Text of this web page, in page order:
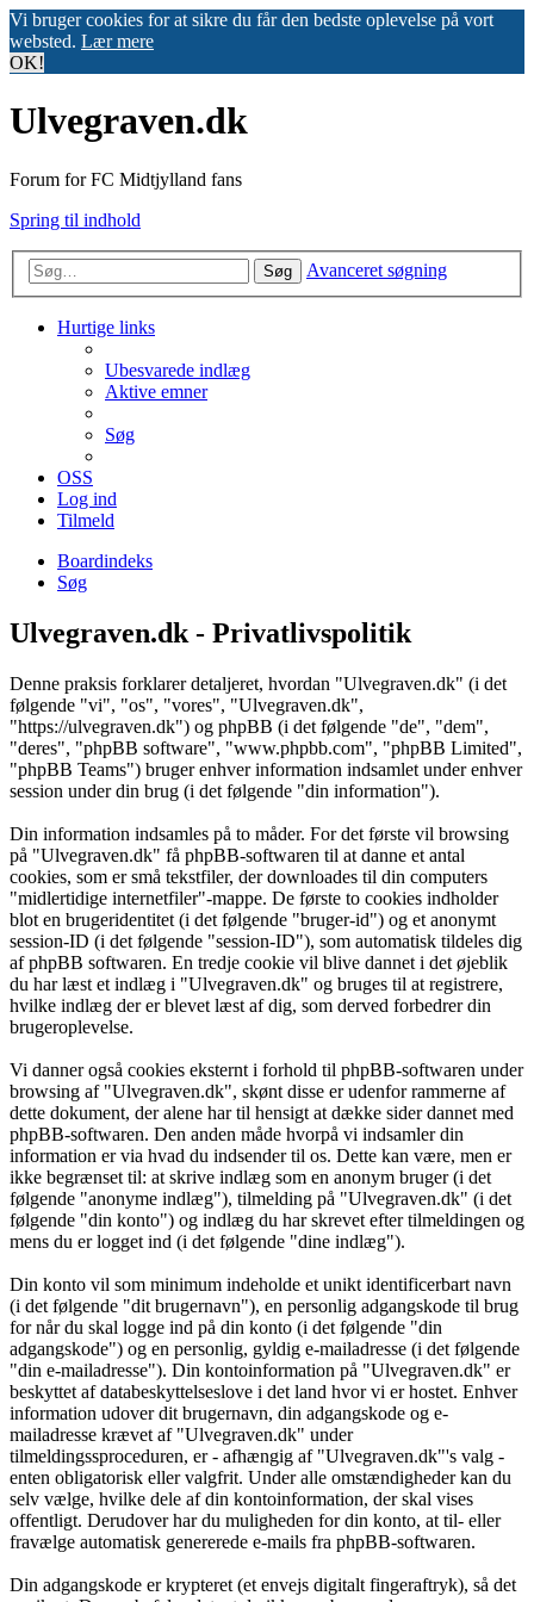
Vi bruger cookies for at sikre du får den bedste oplevelse på vort
websted. Lær mere
OK!
Ulvegraven.dk
Forum for FC Midtjylland fans
Spring til indhold
Søg Avanceret søgning
Hurtige links
Ubesvarede indlæg
Aktive emner
Søg
OSS
Log ind
Tilmeld
Boardindeks
Søg
Ulvegraven.dk - Privatlivspolitik
Denne praksis forklarer detaljeret, hvordan "Ulvegraven.dk" (i det
følgende "vi", "os", "vores", "Ulvegraven.dk",
"https://ulvegraven.dk") og phpBB (i det følgende "de", "dem",
"deres", "phpBB software", "www.phpbb.com", "phpBB Limited",
"phpBB Teams") bruger enhver information indsamlet under enhver
session under din brug (i det følgende "din information").
Din information indsamles på to måder. For det første vil browsing
på "Ulvegraven.dk" få phpBB-softwaren til at danne et antal
cookies, som er små tekstfiler, der downloades til din computers
"midlertidige internetfiler"-mappe. De første to cookies indholder
blot en brugeridentitet (i det følgende "bruger-id") og et anonymt
session-ID (i det følgende "session-ID"), som automatisk tildeles dig
af phpBB softwaren. En tredje cookie vil blive dannet i det øjeblik
du har læst et indlæg i "Ulvegraven.dk" og bruges til at registrere,
hvilke indlæg der er blevet læst af dig, som derved forbedrer din
brugeroplevelse.
Vi danner også cookies eksternt i forhold til phpBB-softwaren under
browsing af "Ulvegraven.dk", skønt disse er udenfor rammerne af
dette dokument, der alene har til hensigt at dække sider dannet med
phpBB-softwaren. Den anden måde hvorpå vi indsamler din
information er via hvad du indsender til os. Dette kan være, men er
ikke begrænset til: at skrive indlæg som en anonym bruger (i det
følgende "anonyme indlæg"), tilmelding på "Ulvegraven.dk" (i det
følgende "din konto") og indlæg du har skrevet efter tilmeldingen og
mens du er logget ind (i det følgende "dine indlæg").
Din konto vil som minimum indeholde et unikt identificerbart navn
(i det følgende "dit brugernavn"), en personlig adgangskode til brug
for når du skal logge ind på din konto (i det følgende "din
adgangskode") og en personlig, gyldig e-mailadresse (i det følgende
"din e-mailadresse"). Din kontoinformation på "Ulvegraven.dk" er
beskyttet af databeskyttelseslove i det land hvor vi er hostet. Enhver
information udover dit brugernavn, din adgangskode og e-
mailadresse krævet af "Ulvegraven.dk" under
tilmeldingssproceduren, er - afhængig af "Ulvegraven.dk"'s valg -
enten obligatorisk eller valgfrit. Under alle omstændigheder kan du
selv vælge, hvilke dele af din kontoinformation, der skal vises
offentligt. Derudover har du muligheden for din konto, at til- eller
fravælge automatisk genererede e-mails fra phpBB-softwaren.
Din adgangskode er krypteret (et envejs digitalt fingeraftryk), så det